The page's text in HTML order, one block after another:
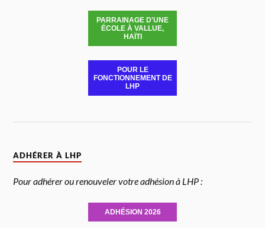
PARRAINAGE D'UNE
ÉCOLE À VALLUE,
HAÏTI
POUR LE
FONCTIONNEMENT DE
LHP
ADHÉRER À LHP
Pour adhérer ou renouveler votre adhésion à LHP :
ADHÉSION 2026